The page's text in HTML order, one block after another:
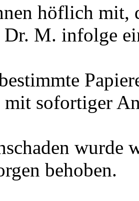
höflich mit,
M. infolge
mit sofortiger
wurde
behoben.